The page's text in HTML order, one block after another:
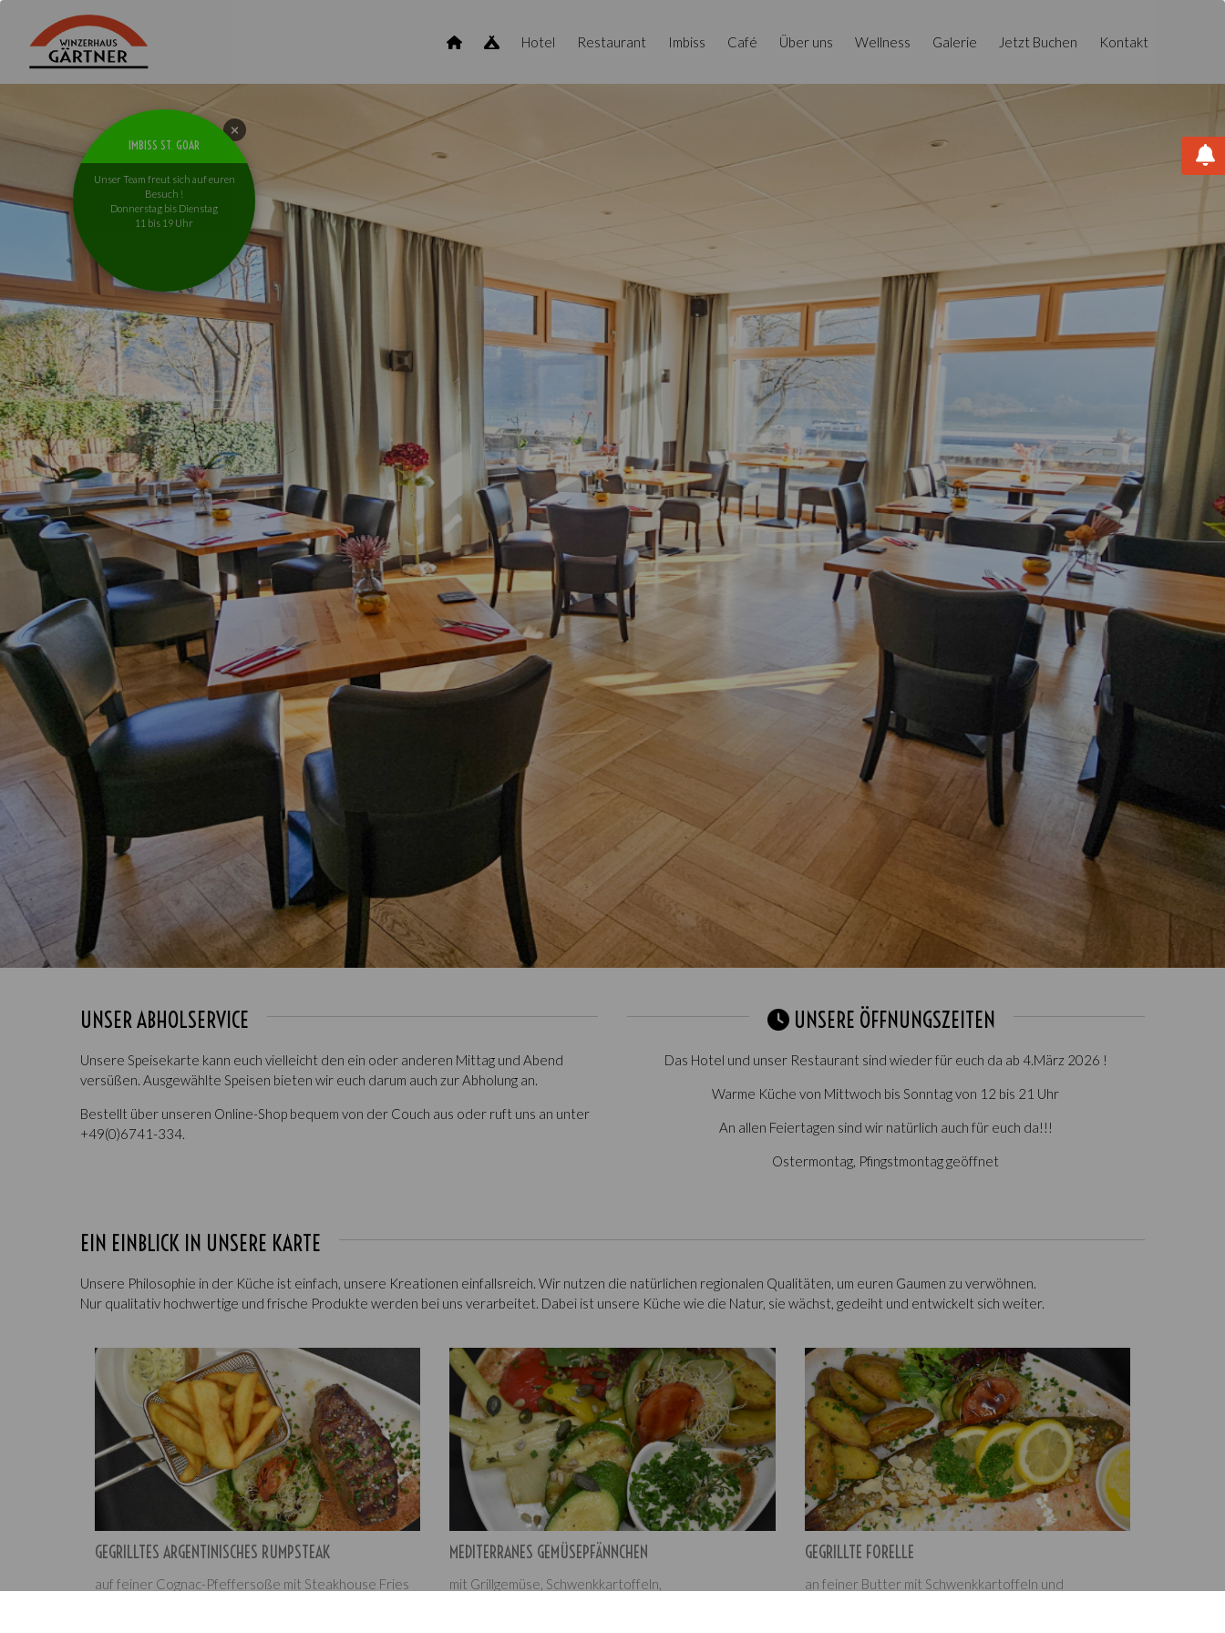
Hotel Restaurant Imbiss Café Über uns Wellness Galerie Jetzt Buchen Kontakt
UNSER ABHOLSERVICE
Unsere Speisekarte kann euch vielleicht den ein oder anderen Mittag und Abend
versüßen. Ausgewählte Speisen bieten wir euch darum auch zur Abholung an.
Bestellt über unseren Online-Shop bequem von der Couch aus oder ruft uns an unter
+49(0)6741-334.
UNSERE ÖFFNUNGSZEITEN
Das Hotel und unser Restaurant sind wieder für euch da ab 4.März 2026 !
Warme Küche von Mittwoch bis Sonntag von 12 bis 21 Uhr
An allen Feiertagen sind wir natürlich auch für euch da!!!
Ostermontag, Pfingstmontag geöffnet
EIN EINBLICK IN UNSERE KARTE
Unsere Philosophie in der Küche ist einfach, unsere Kreationen einfallsreich. Wir nutzen die natürlichen regionalen Qualitäten, um euren Gaumen zu verwöhnen.
Nur qualitativ hochwertige und frische Produkte werden bei uns verarbeitet. Dabei ist unsere Küche wie die Natur, sie wächst, gedeiht und entwickelt sich weiter.
GEGRILLTES ARGENTINISCHES RUMPSTEAK
auf feiner Cognac-Pfeffersoße mit Steakhouse Fries
MEDITERRANES GEMÜSEPFÄNNCHEN
mit Grillgemüse, Schwenkkartoffeln,
GEGRILLTE FORELLE
an feiner Butter mit Schwenkkartoffeln und
IMBISS ST. GOAR
Unser Team freut sich auf euren
Besuch !
Donnerstag bis Dienstag
11 bis 19 Uhr